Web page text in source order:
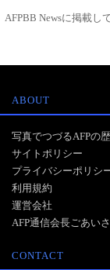
AFPBB Newsに掲載
ABOUT
写真でつづるAFPの
サイトポリシー
プライバシーポリシ
利用規約
運営会社
AFP通信会長ごあい
CONTACT